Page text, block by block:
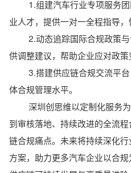
1.组建汽车行业专项服务团
业人才，提供一对一全程指导，
2.动态追踪国际合规政策与
供调整建议，帮助企业应对政策
3.搭建供应链合规交流平台
体合规管理水平。
深圳创思维以定制化服务为
到审核落地、持续改进的全流
链合规痛点。未来将持续深化
方案，助力更多汽车企业以合